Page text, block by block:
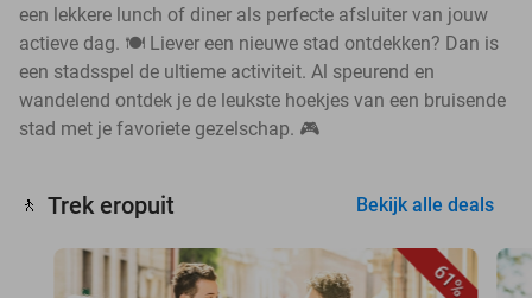
een lekkere lunch of diner als perfecte afsluiter van jouw
actieve dag. 🍽️ Liever een nieuwe stad ontdekken? Dan is
een stadsspel de ultieme activiteit. Al speurend en
wandelend ontdek je de leukste hoekjes van een bruisende
stad met je favoriete gezelschap. 🎮
🚶 Trek eropuit Bekijk alle deals
61%